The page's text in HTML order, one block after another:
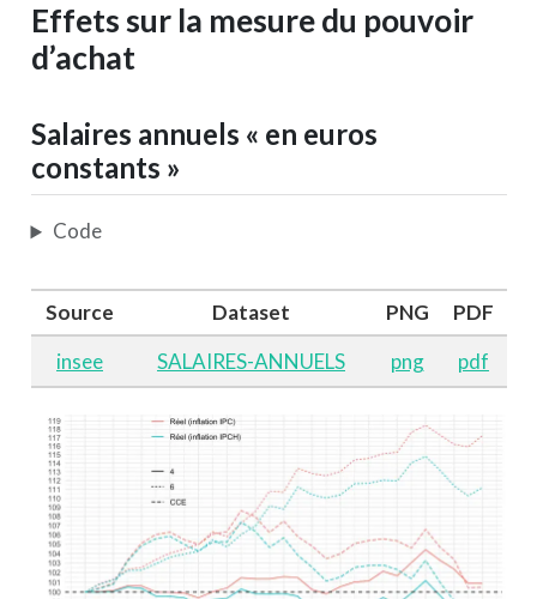
Effets sur la mesure du pouvoir
d’achat
Salaires annuels « en euros
constants »
Code
Source Dataset PNG
PDF
insee
SALAIRES-ANNUELS png pdf